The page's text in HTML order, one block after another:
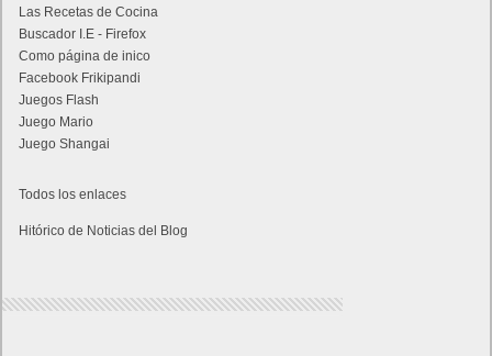
Las Recetas de Cocina
Buscador I.E - Firefox
Como página de inico
Facebook Frikipandi
Juegos Flash
Juego Mario
Juego Shangai
Todos los enlaces
Hitórico de Noticias del Blog